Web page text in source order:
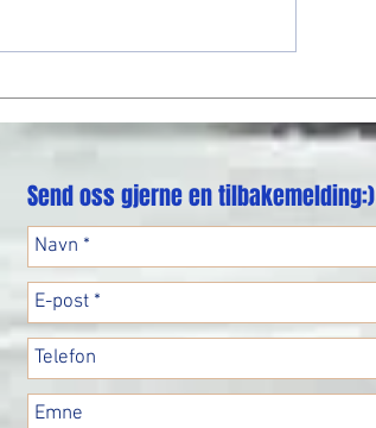
Send oss gjerne en tilbakemelding:)